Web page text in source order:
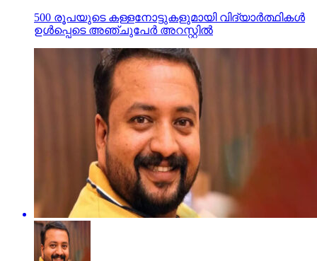
500 രൂപയുടെ കള്ളനോട്ടുകളുമായി വിദ്യാര്‍ത്ഥികള്‍
ഉള്‍പ്പെടെ അഞ്ചുപേര്‍ അറസ്റ്റില്‍